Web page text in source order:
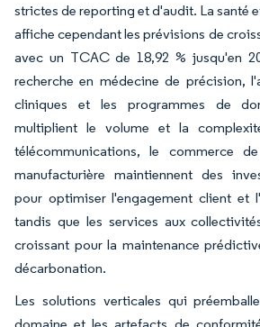
strictes de reporting et d'audit. La santé
affiche cependant les prévisions de
avec un TCAC de 18,92 % jusqu'en
recherche en médecine de précision,
cliniques et les programmes de
multiplient le volume et la
télécommunications, le commerce
manufacturière maintiennent des
pour optimiser l'engagement client et
tandis que les services aux
croissant pour la maintenance
décarbonation.
Les solutions verticales qui